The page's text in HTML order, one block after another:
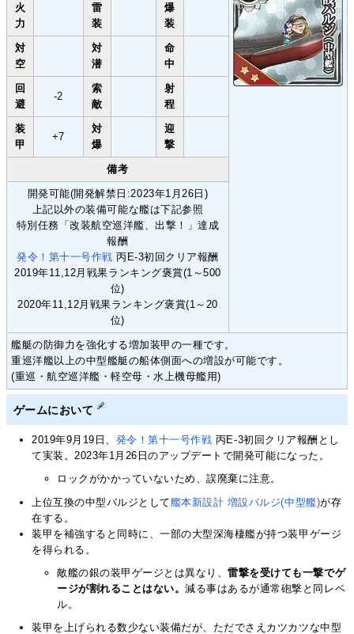
火
力
雷
装
爆
装
対
空
対
潜
命
中
回
避
-2
索
敵
射
程
装
甲
+7
対
爆
迎
撃
備考
開発可能(開発解禁日:2023年1月26日)
上記以外の装備可能な艦は下記参照
特別任務「改装航空巡洋艦、出撃！」達成
報酬
発令！第十一号作戦 丙E-3初回クリア報酬
2019年11,12月戦果ランキング褒賞(1～500
位)
2020年11,12月戦果ランキング褒賞(1～20
位)
艦艇の防御力を強化する増加装甲の一種です。
重巡洋艦以上の中型艦艇の船体側面への増設が可能です。
(重巡・航空巡洋艦・軽空母・水上機母艦用)
ゲームにおいて
2019年9月19日、 発令！第十一号作戦 丙E-3初回クリア報酬とし
て実装。2023年1月26日のアップデートで開発可能になった。
ロックがかかっていないため、誤廃棄に注意。
上位互換の中型バルジとして艦本新設計 増設バルジ(中型艦)が存
在する。
装甲を補強すると同時に、一部の大型深海棲艦が持つ装甲ゲージ
を得られる。
敵艦の銀の装甲ゲージとは異なり、雷撃を受けても一撃でゲ
ージが割れることはない。減る事はあるが通常砲撃と同レベ
ル。
装甲を上げられる数少ない装備だが、ただでさえカツカツな中型